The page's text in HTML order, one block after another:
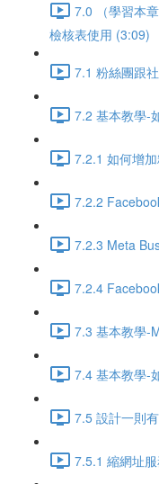
7.0 （學習本
檢核表使用 (3:09)
7.1 粉絲團跟
7.2 基本教學-
7.2.1 如何增
7.2.2
7.2.3 Meta
7.2.4
7.3 基本教學-
7.4 基本教學-
7.5 設計一則
7.5.1 縮網址